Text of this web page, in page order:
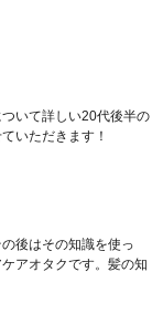
ついて詳しい20代後半の
いただきます！
後はその知識を使っ
アオタクです。髪の知